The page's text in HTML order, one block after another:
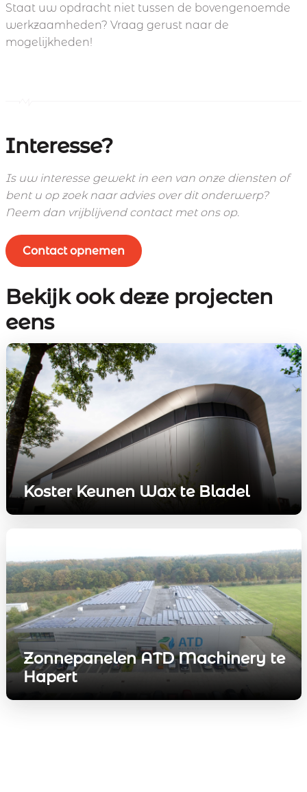
Staat uw opdracht niet tussen de bovengenoemde
werkzaamheden? Vraag gerust naar de
mogelijkheden!
Interesse?
Is uw interesse gewekt in een van onze diensten of
bent u op zoek naar advies over dit onderwerp?
Neem dan vrijblijvend contact met ons op.
Contact opnemen
Bekijk ook deze projecten
eens
Koster Keunen Wax te Bladel
Zonnepanelen ATD Machinery te
Hapert